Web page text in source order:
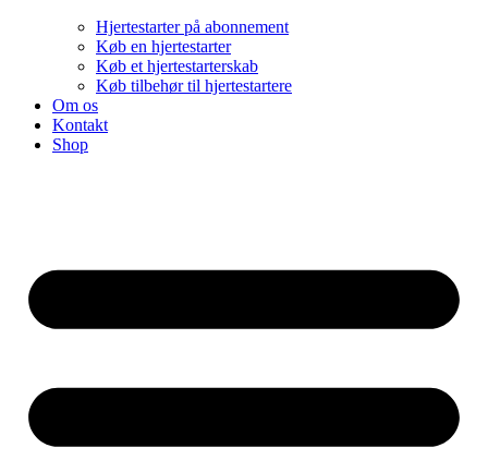
Hjertestarter på abonnement
Køb en hjertestarter
Køb et hjertestarterskab
Køb tilbehør til hjertestartere
Om os
Kontakt
Shop